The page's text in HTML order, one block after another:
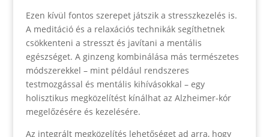
Ezen kívül fontos szerepet játszik a stresszkezelés is.
A meditáció és a relaxációs technikák segíthetnek
csökkenteni a stresszt és javítani a mentális
egészséget. A ginzeng kombinálása más természetes
módszerekkel – mint például rendszeres
testmozgással és mentális kihívásokkal – egy
holisztikus megközelítést kínálhat az Alzheimer-kór
megelőzésére és kezelésére.
Az integrált megközelítés lehetőséget ad arra, hogy